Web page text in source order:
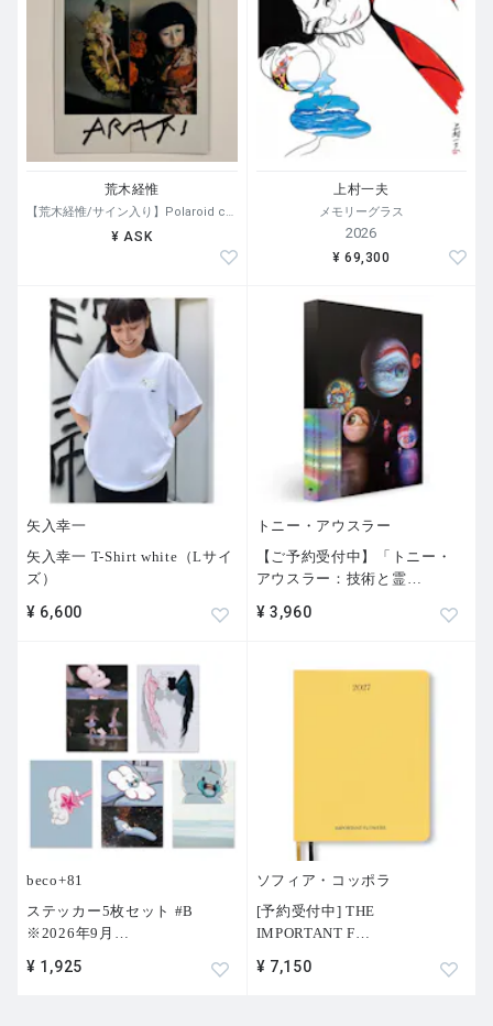
荒木経惟
【荒木経惟/サイン入り】Polaroid collage
¥ ASK
上村一夫
メモリーグラス
2026
¥ 69,300
矢入幸一
矢入幸一 T-Shirt white（Lサイ
ズ）
¥ 6,600
トニー・アウスラー
【ご予約受付中】「トニー・
アウスラー：技術と霊
¥ 3,960
beco+81
ステッカー5枚セット #B
※2026年9月 …
¥ 1,925
ソフィア・コッポラ
[予約受付中] THE
IMPORTANT F…
¥ 7,150